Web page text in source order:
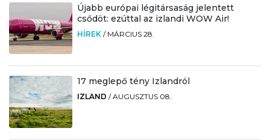
Újabb európai légitársaság jelentett
csődöt: ezúttal az izlandi WOW Air!
HÍREK / MÁRCIUS 28.
17 meglepő tény Izlandról
IZLAND /AUGUSZTUS 08.